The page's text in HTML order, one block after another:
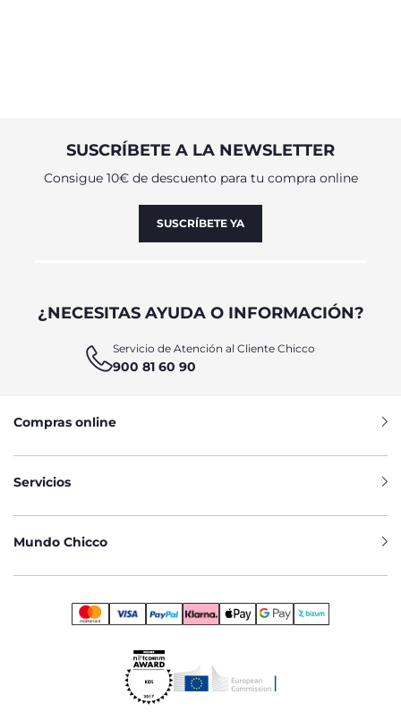
SUSCRÍBETE A LA NEWSLETTER
Consigue 10€ de descuento para tu compra online
SUSCRÍBETE YA
¿NECESITAS AYUDA O INFORMACIÓN?
Servicio de Atención al Cliente Chicco
900 81 60 90
Compras online
Servicios
Mundo Chicco